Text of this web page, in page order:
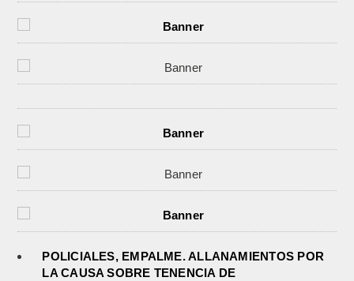
POLICIALES, EMPALME. ALLANAMIENTOS POR
LA CAUSA SOBRE TENENCIA DE